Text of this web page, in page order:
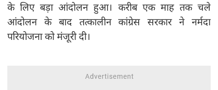
के लिए बड़ा आंदोलन हुआ। करीब एक माह तक चले
आंदोलन के बाद तत्कालीन कांग्रेस सरकार ने नर्मदा
परियोजना को मंजूरी दी।